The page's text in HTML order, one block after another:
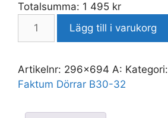
Totalsumma: 1 495 kr
Lägg till i varukorg
Artikelnr: 296x694 A: Kategori:
Faktum Dörrar B30-32